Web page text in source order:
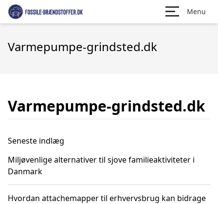
Menu
Varmepumpe-grindsted.dk
Varmepumpe-grindsted.dk
Seneste indlæg
Miljøvenlige alternativer til sjove familieaktiviteter i
Danmark
Hvordan attachemapper til erhvervsbrug kan bidrage